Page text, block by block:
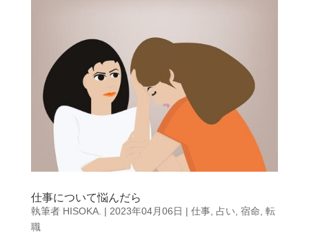
仕事について悩んだら
執筆者 HISOKA. | 2023年04月06日 | 仕事, 占い 宿命 転
職